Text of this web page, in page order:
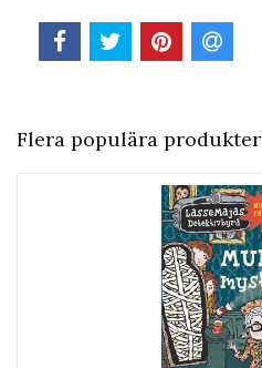
Flera populära produkter